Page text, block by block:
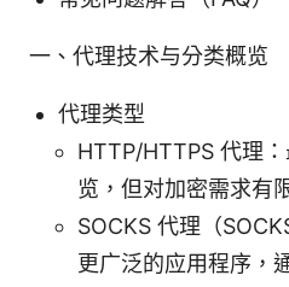
一、代理技术与分类概览
代理类型
HTTP/HTTPS 代理
览，但对加密需求有
SOCKS 代理（
更广泛的应用程序，